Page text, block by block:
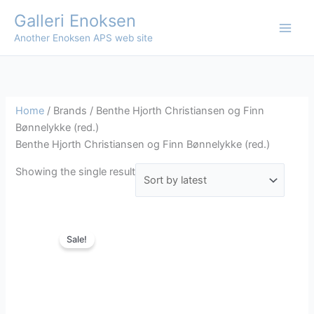
content
Galleri Enoksen
Another Enoksen APS web site
Home / Brands / Benthe Hjorth Christiansen og Finn
Bønnelykke (red.)
Benthe Hjorth Christiansen og Finn Bønnelykke (red.)
Showing the single result
Sale!